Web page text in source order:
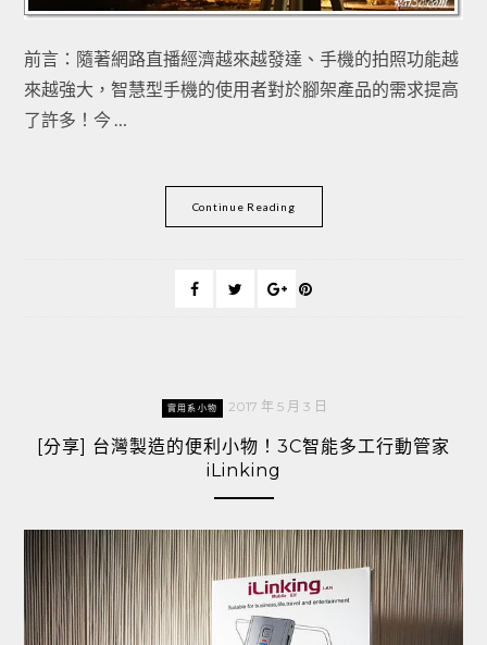
前言：隨著網路直播經濟越來越發達、手機的拍照功能越
來越強大，智慧型手機的使用者對於腳架產品的需求提高
了許多！今 …
Continue Reading
實用系小物 2017 年 5 月 3 日
[分享] 台灣製造的便利小物！3C智能多工行動管家
iLinking